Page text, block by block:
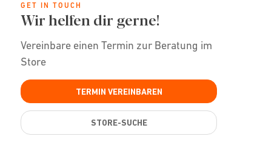
GET IN TOUCH
Wir helfen dir gerne!
Vereinbare einen Termin zur Beratung im
Store
TERMIN VEREINBAREN
STORE-SUCHE